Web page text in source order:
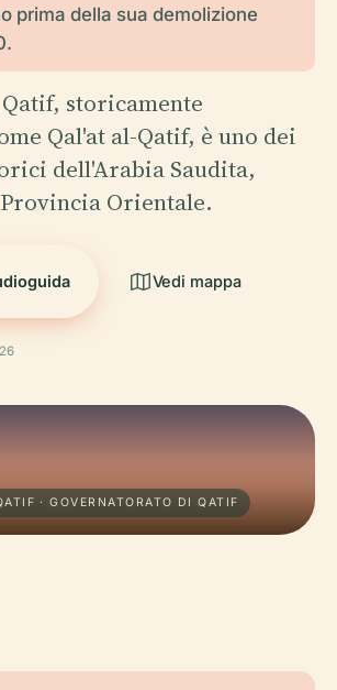
prima della sua demolizione
storicamente
Qal'at al-Qatif, è uno dei
dell'Arabia Saudita,
Orientale.
Vedi mappa
· GOVERNATORATO DI QATIF